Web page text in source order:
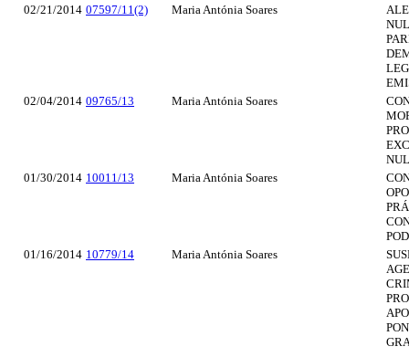
02/21/2014 07597/11(2) Maria Antónia Soares
02/04/2014 09765/13 Maria Antónia Soares
01/30/2014 10011/13 Maria Antónia Soares
01/16/2014 10779/14 Maria Antónia Soares